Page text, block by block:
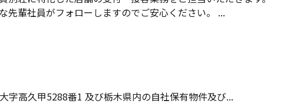
先輩社員がフォローしますのでご安心ください。 ...
字高久甲5288番1 及び栃木県内の自社保有物件及び...